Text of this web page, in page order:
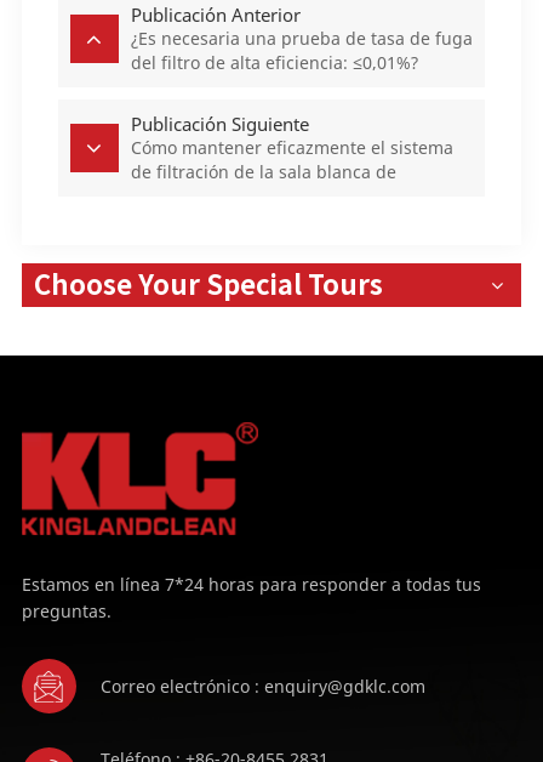
Publicación Anterior
¿Es necesaria una prueba de tasa de fuga
del filtro de alta eficiencia: ≤0,01%?
Publicación Siguiente
Cómo mantener eficazmente el sistema
de filtración de la sala blanca de
Choose Your Special Tours
Estamos en línea 7*24 horas para responder a todas tus
preguntas.
Correo electrónico : enquiry@gdklc.com